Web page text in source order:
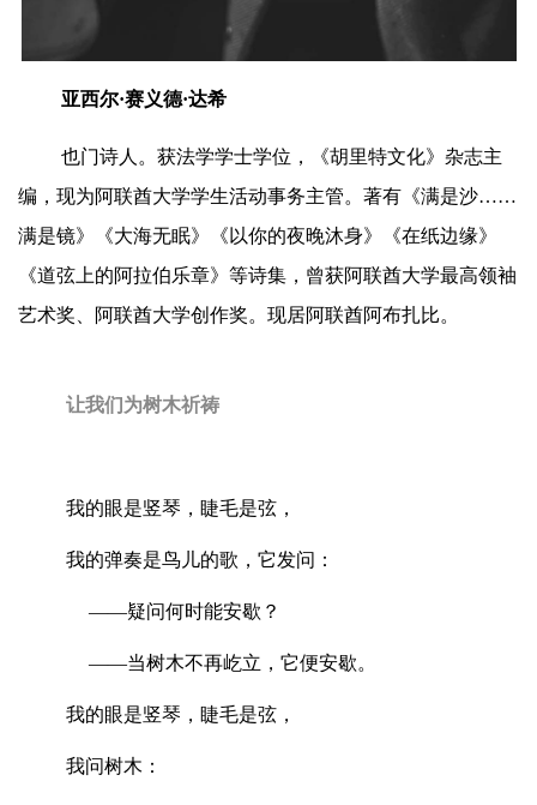
亚西尔·赛义德·达希
也门诗人。获法学学士学位，《胡里特文化》杂志主
编，现为阿联酋大学学生活动事务主管。著有《满是沙……
满是镜》《大海无眠》《以你的夜晚沐身》《在纸边缘》
《道弦上的阿拉伯乐章》等诗集，曾获阿联酋大学最高领袖
艺术奖、阿联酋大学创作奖。现居阿联酋阿布扎比。
让我们为树木祈祷
我的眼是竖琴，睫毛是弦，
我的弹奏是鸟儿的歌，它发问：
——疑问何时能安歇？
——当树木不再屹立，它便安歇。
我的眼是竖琴，睫毛是弦，
我问树木：